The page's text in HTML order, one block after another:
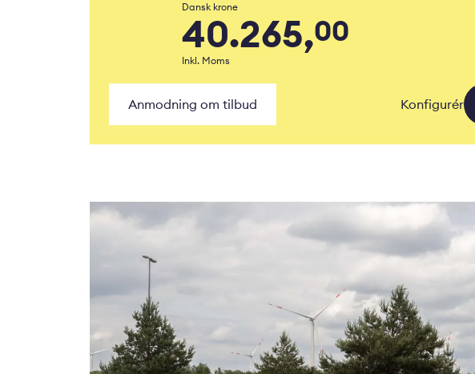
Dansk krone
40.265,00
Inkl. Moms
Anmodning om tilbud Konfigurér